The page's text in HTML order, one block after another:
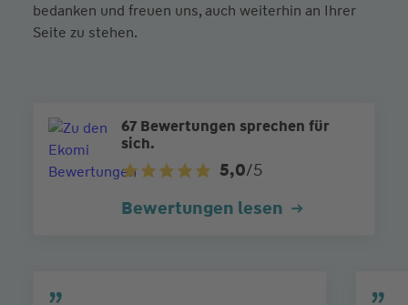
bedanken und freuen uns, auch weiterhin an Ihrer
Seite zu stehen.
67 Bewertungen sprechen für
sich.
5,0/5
Bewertungen lesen